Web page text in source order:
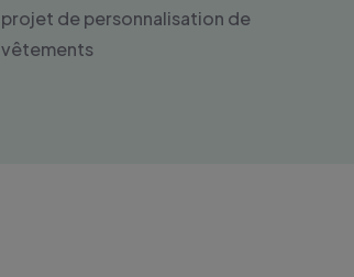
projet de personnalisation de
vêtements